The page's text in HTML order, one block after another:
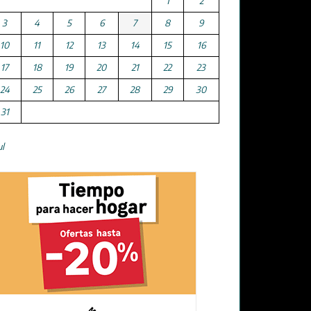
3
4 5 6 7 8
9
10
11 12 13 14 15
16
17
18 19 20 21 22
23
24
25 26 27 28 29
30
31